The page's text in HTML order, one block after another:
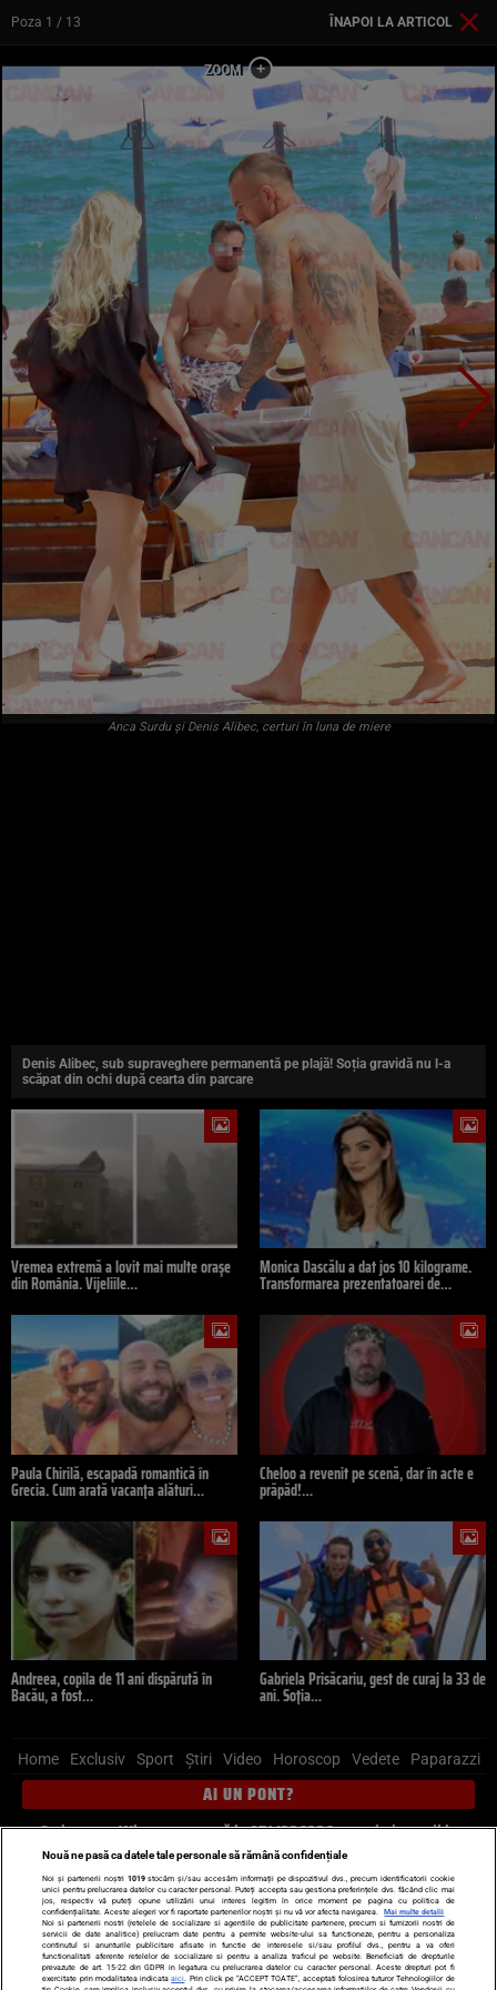
Poza 1 / 13 ÎNAPOI LA ARTICOL
Anca Surdu și Denis Alibec, certuri în luna de miere
Denis Alibec, sub supraveghere permanentă pe plajă! Soția gravidă nu l-a
scăpat din ochi după cearta din parcare
Vremea extremă a lovit mai multe orașe
din România. Vijeliile…
Monica Dascălu a dat jos 10 kilograme.
Transformarea prezentatoarei de…
Paula Chirilă, escapadă romantică în
Grecia. Cum arată vacanța alături…
Cheloo a revenit pe scenă, dar în acte e
prăpăd!…
Andreea, copila de 11 ani dispărută în
Bacău, a fost…
Gabriela Prisăcariu, gest de curaj la 33 de
ani. Soția…
Home Exclusiv Sport Știri Video Horoscop Vedete Paparazzi
AI UN PONT?
Scrie-ne pe Whatsapp, sună la 0741226226 sau trimite mail la
pont@cancan.ro
Știri interne Știri externe
Politică
Ultimele stiri
Diete Insula Iubirii Dictionar de vise
LIFE STYLE
Horoscop
Nouă ne pasă ca datele tale personale să rămână confidențiale
Noi și partenerii noștri 1019stocăm și/sau accesăm informații pe dispozitivul dvs., precum identificatorii cookie
unici pentru prelucrarea datelor cu caracter personal. Puteți accepta sau gestiona preferințele dvs. făcând clic mai
jos, respectiv vă puteți opune utilizării unui interes legitim în orice moment pe pagina cu politica de
confidențialitate. Aceste alegeri vor fi raportate partenerilor noștri și nu vă vor afecta navigarea.
Mai multe detalii
Noi si partenerii nostri (retelele de socializare si agentiile de publicitate partenere, precum si furnizorii nostri de
servicii de date analitice) prelucram date pentru a permite website-ului sa functioneze, pentru a personaliza
continutul si anunturile publicitare afisate in functie de interesele si/sau profilul dvs., pentru a va oferi
functionalitati aferente retelelor de socializare si pentru a analiza traficul pe website. Beneficiati de drepturile
prevazute de art. 15-22 din GDPR in legatura cu prelucrarea datelor cu caracter personal. Aceste drepturi pot fi
exercitate prin modalitatea indicataaici . Prin click pe “ACCEPT TOATE”, acceptati folosirea tuturor Tehnologiilor de